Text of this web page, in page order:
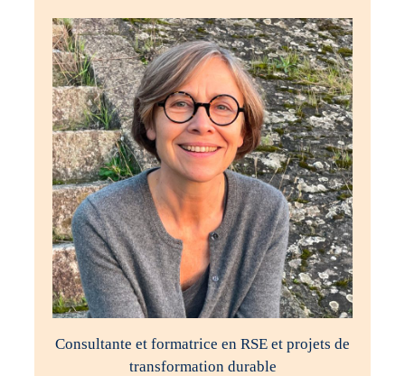
Consultante et formatrice en RSE et projets de
transformation durable